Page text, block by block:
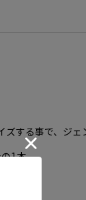
ズする事で、ジ
1本。